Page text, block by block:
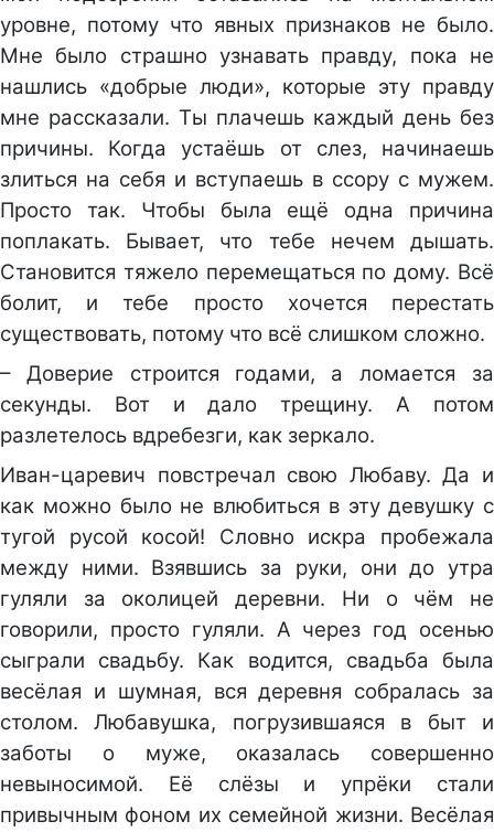
уровне, потому что явных признаков не было.
Мне было страшно узнавать правду, пока не
нашлись «добрые люди», которые эту правду
мне рассказали. Ты плачешь каждый день без
причины. Когда устаёшь от слез, начинаешь
злиться на себя и вступаешь в ссору с мужем.
Просто так. Чтобы была ещё одна причина
поплакать. Бывает, что тебе нечем дышать.
Становится тяжело перемещаться по дому. Всё
болит, и тебе просто хочется перестать
существовать, потому что всё слишком сложно.
– Доверие строится годами, а ломается за
секунды. Вот и дало трещину. А потом
разлетелось вдребезги, как зеркало.
Иван-царевич повстречал свою Любаву. Да и
как можно было не влюбиться в эту девушку с
тугой русой косой! Словно искра пробежала
между ними. Взявшись за руки, они до утра
гуляли за околицей деревни. Ни о чём не
говорили, просто гуляли. А через год осенью
сыграли свадьбу. Как водится, свадьба была
весёлая и шумная, вся деревня собралась за
столом. Любавушка, погрузившаяся в быт и
заботы о муже, оказалась совершенно
невыносимой. Её слёзы и упрёки стали
привычным фоном их семейной жизни. Весёлая